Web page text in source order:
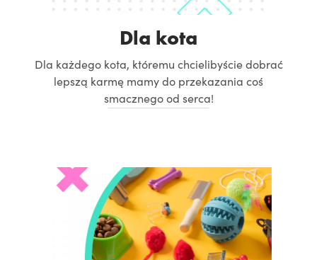
Dla kota
Dla każdego kota, któremu chcielibyście dobrać
lepszą karmę mamy do przekazania coś
smacznego od serca!